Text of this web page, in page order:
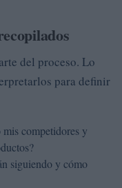
del proceso. Lo
para definir
mis competidores y
siguiendo y cómo